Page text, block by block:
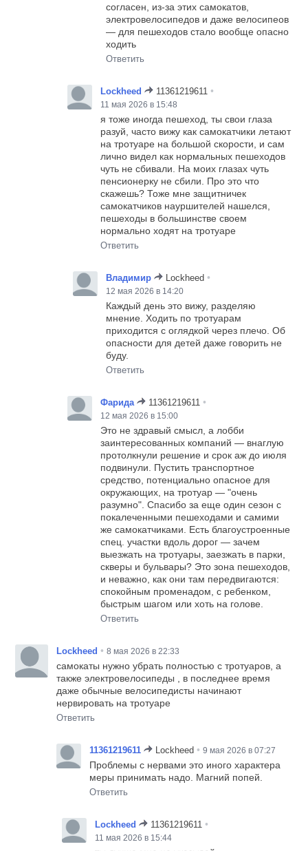
согласен, из-за этих самокатов,
электровелосипедов и даже велосипеов
— для пешеходов стало вообще опасно
ходить
Ответить
Lockheed 11361219611 •
11 мая 2026 в 15:48
я тоже иногда пешеход, ты свои глаза
разуй, часто вижу как самокатчики летают
на тротуаре на большой скорости, и сам
лично видел как нормальных пешеходов
чуть не сбивали. На моих глазах чуть
пенсионерку не сбили. Про это что
скажешь? Тоже мне защитничек
самокатчиков науршителей нашелся,
пешеходы в большинстве своем
нормально ходят на тротуаре
Ответить
Владимир Lockheed •
12 мая 2026 в 14:20
Каждый день это вижу, разделяю
мнение. Ходить по тротуарам
приходится с оглядкой через плечо. Об
опасности для детей даже говорить не
буду.
Ответить
Фарида 11361219611 •
12 мая 2026 в 15:00
Это не здравый смысл, а лобби
заинтересованных компаний — внаглую
протолкнули решение и срок аж до июля
подвинули. Пустить транспортное
средство, потенциально опасное для
окружающих, на тротуар — "очень
разумно". Спасибо за еще один сезон с
покалеченными пешеходами и самими
же самокатчиками. Есть благоустроенные
спец. участки вдоль дорог — зачем
выезжать на тротуары, заезжать в парки,
скверы и бульвары? Это зона пешеходов,
и неважно, как они там передвигаются:
спокойным променадом, с ребенком,
быстрым шагом или хоть на голове.
Ответить
Lockheed • 8 мая 2026 в 22:33
самокаты нужно убрать полностью с тротуаров, а
также электровелосипеды , в последнее время
даже обычные велосипедисты начинают
нервировать на тротуаре
Ответить
11361219611 Lockheed • 9 мая 2026 в 07:27
Проблемы с нервами это иного характера
меры принимать надо. Магний попей.
Ответить
Lockheed 11361219611 •
11 мая 2026 в 15:44